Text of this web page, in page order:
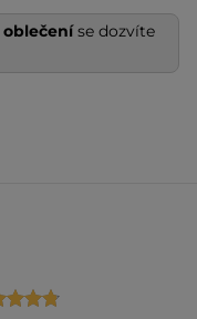
se dozvíte